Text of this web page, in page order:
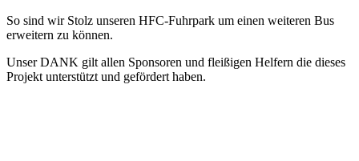
So sind wir Stolz unseren HFC-Fuhrpark um einen weiteren Bus
erweitern zu können.
Unser DANK gilt allen Sponsoren und fleißigen Helfern die dieses
Projekt unterstützt und gefördert haben.